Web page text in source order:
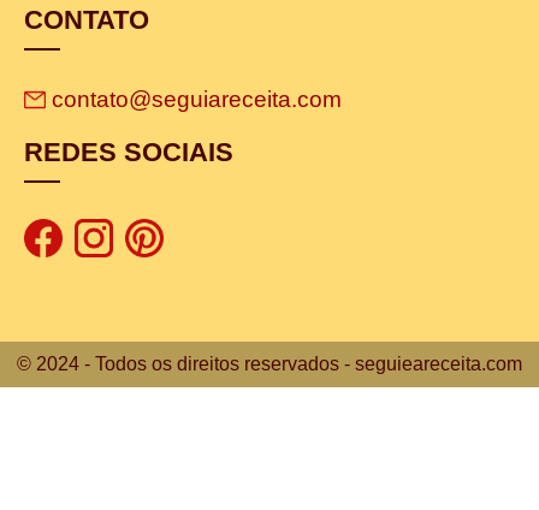
CONTATO
contato@seguiareceita.com
REDES SOCIAIS
© 2024 - Todos os direitos reservados - seguieareceita.com